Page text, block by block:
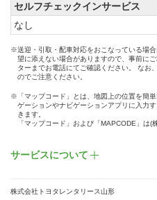
セルフチェックインサービス
なし
※送迎・引取・配車対応をおこなっている場
望に添えない場合がありますので、事前に
ターまでお電話にてご確認ください。 なお
のでご注意ください。
※「マップコード」とは、地図上の位置を簡
ゲーションやナビゲーションアプリに入力
きます。
「マップコード」および「MAPCODE」は(
サービスについて
株式会社トヨタレンタリース山形